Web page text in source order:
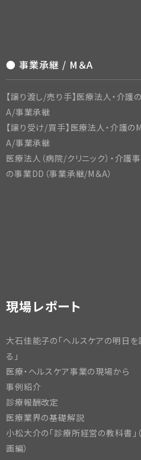
● 事業承継 / M＆A
【譲り渡し/売り手】医療法人・介護
A/事業承継
【譲り受け/買手】医療法人・介護の
A/事業承継
医療法人（病院/クリニック）・介護
の事業DD（事業承継/M＆A）
現場レポート
大石佳能子の「ヘルスケアの明日を
る」
医療・ヘルスケア事業の現場から
事例紹介
診療報酬改定
医療業界の基礎解説
小松大介の「診療所経営の教科書」
画編）